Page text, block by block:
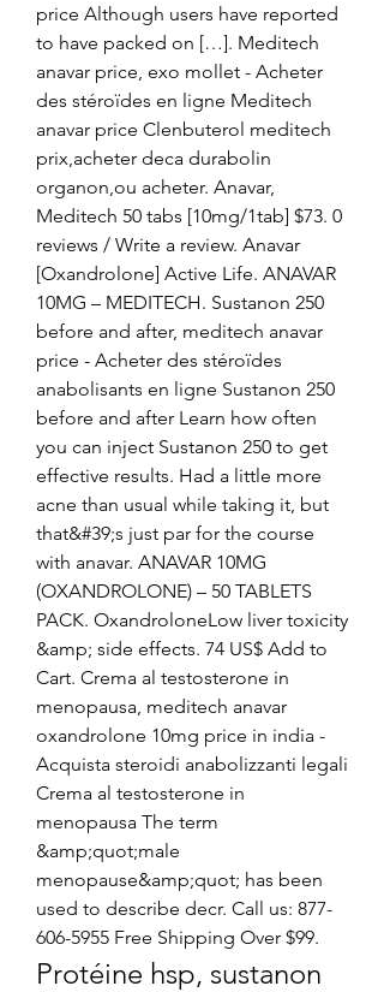
price Although users have reported
to have packed on […]. Meditech
anavar price, exo mollet - Acheter
des stéroïdes en ligne Meditech
anavar price Clenbuterol meditech
prix,acheter deca durabolin
organon,ou acheter. Anavar,
Meditech 50 tabs [10mg/1tab] $73. 0
reviews / Write a review. Anavar
[Oxandrolone] Active Life. ANAVAR
10MG – MEDITECH. Sustanon 250
before and after, meditech anavar
price - Acheter des stéroïdes
anabolisants en ligne Sustanon 250
before and after Learn how often
you can inject Sustanon 250 to get
effective results. Had a little more
acne than usual while taking it, but
that&#39;s just par for the course
with anavar. ANAVAR 10MG
(OXANDROLONE) – 50 TABLETS
PACK. OxandroloneLow liver toxicity
&amp; side effects. 74 US$ Add to
Cart. Crema al testosterone in
menopausa, meditech anavar
oxandrolone 10mg price in india -
Acquista steroidi anabolizzanti legali
Crema al testosterone in
menopausa The term
&amp;quot;male
menopause&amp;quot; has been
used to describe decr. Call us: 877-
606-5955 Free Shipping Over $99.
Protéine hsp, sustanon